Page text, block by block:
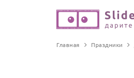
Главная Праздники